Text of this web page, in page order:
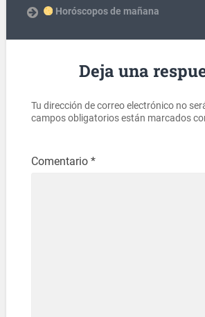
Horóscopos de mañana
Deja una
Tu dirección de correo electrónico no
campos obligatorios están marcados
Comentario *